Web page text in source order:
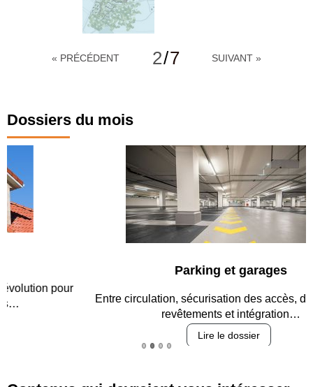
« PRÉCÉDENT 2/7 SUIVANT »
Dossiers du mois
Parking et garages
Entre circulation, sécurisation des accès, durabilité des
revêtements et intégration…